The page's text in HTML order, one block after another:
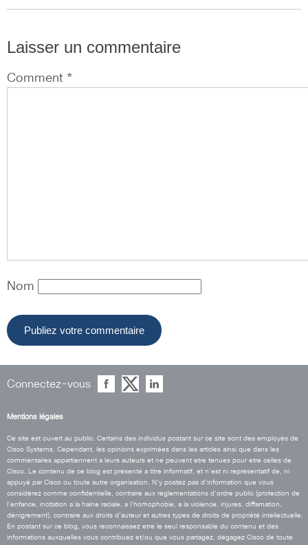
Laisser un commentaire
Comment *
Nom
Connectez-vous
Mentions légales
Ce site est ouvert au public. Certains des individus postant sur ce site sont des employés de
Cisco Systems. Cependant, les opinions exprimées dans les articles ainsi que dans les
commentaires appartiennent a leurs auteurs et ne peuvent etre tenues pour etre celles de
Cisco. Le contenu de ce blog est présenté a titre informatif, et n’est ni représentatif de, ni
appuyé par Cisco ou toute autre organisation. N’y postez pas d’information que vous
considérez comme confidentielle, contraire aux réglementations d’ordre public (protection de
l’enfance, incitation a la haine raciale, a l’homophobie, a la violence, injures, diffamation,
dénigrement), contraire aux droits d’auteur et autres types de droits de propriété intellectuelle.
En postant sur ce blog, vous reconnaissez etre le seul responsable du contenu et des
informations auxquelles vous contribuez et/ou que vous partagez, dégagez Cisco de toute